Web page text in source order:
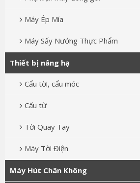
Máy Ép Mía
Máy Sấy Nướng Thực Phẩm
Thiết bị nâng hạ
Cẩu tời, cẩu móc
Cẩu từ
Tời Quay Tay
Máy Tời Điện
Máy Hút Chân Không